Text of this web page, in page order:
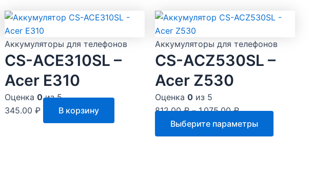
Аккумуляторы для телефонов
CS-ACE310SL –
Acer E310
Оценка 0из 5
345.00 ₽ В корзину
Аккумуляторы для телефонов
CS-ACZ530SL –
Acer Z530
Оценка 0 из 5
812.00₽–1,075.00₽
Выберите параметры
товар